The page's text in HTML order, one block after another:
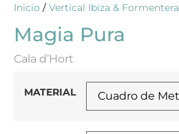
Inicio / Vertical Ibiza & Formentera
Magia Pura
Cala d’Hort
MATERIAL